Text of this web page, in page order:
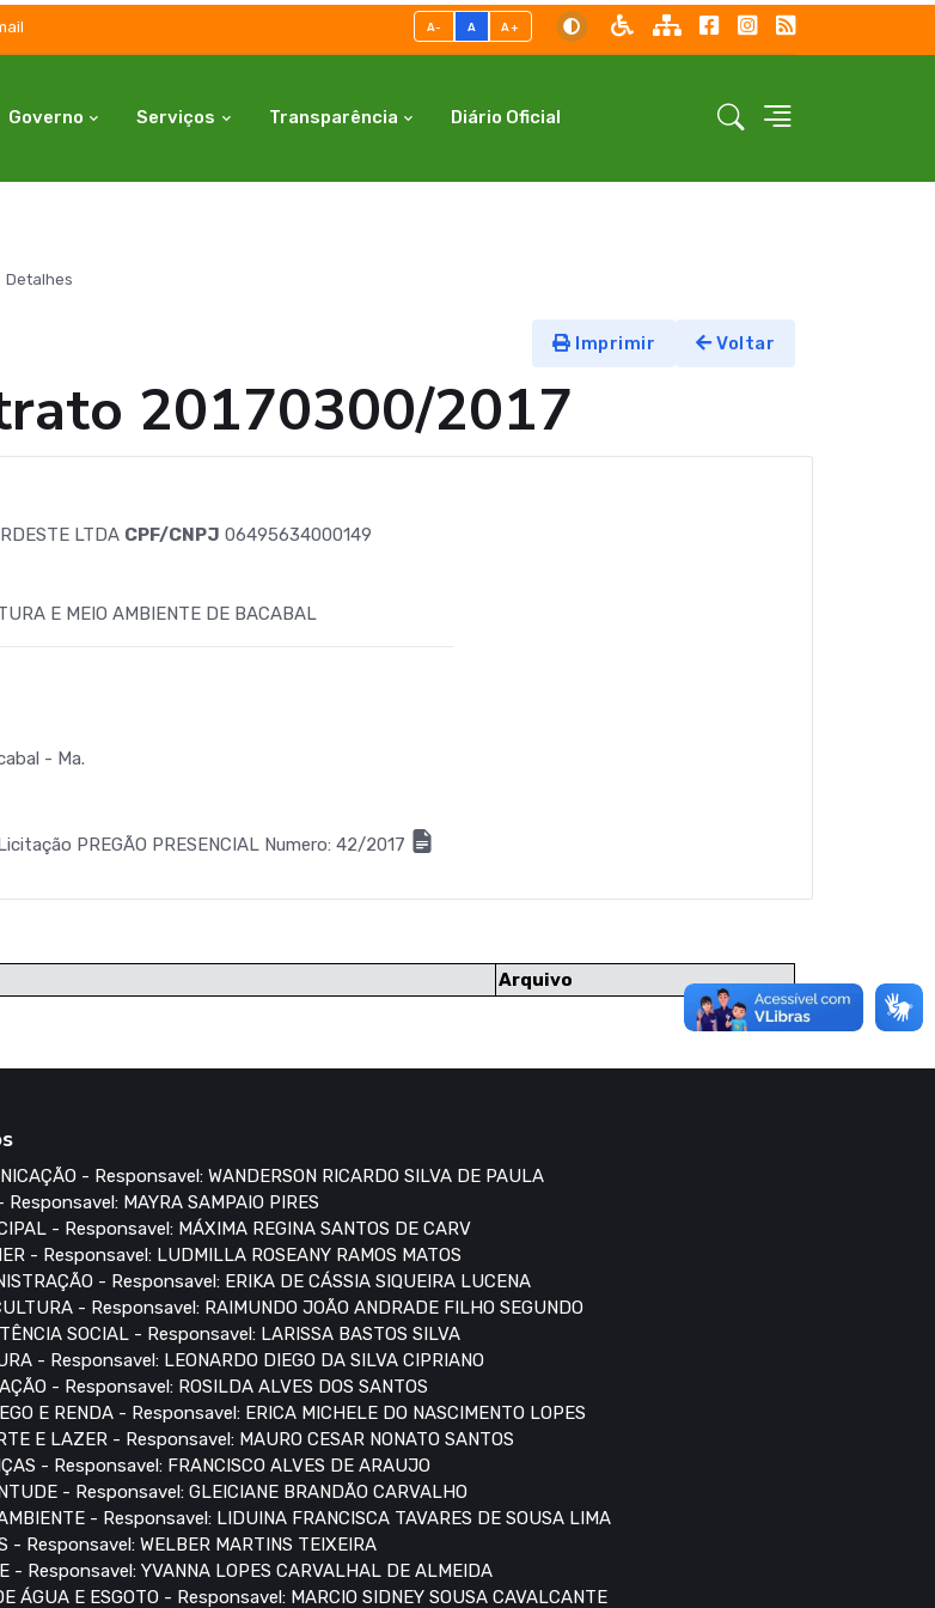
A- A A+
Governo Serviços Transparência Diário Oficial
Detalhes
Voltar
Imprimir
20170300/2017
LTDA CPF/CNPJ 06495634000149
E MEIO AMBIENTE DE BACABAL
- Ma.
PREGÃO PRESENCIAL Numero: 42/2017
Arquivo
- Responsavel: WANDERSON RICARDO SILVA DE PAULA
MAYRA SAMPAIO PIRES
- Responsavel: MÁXIMA REGINA SANTOS DE CARV
- Responsavel: LUDMILLA ROSEANY RAMOS MATOS
- Responsavel: ERIKA DE CÁSSIA SIQUEIRA LUCENA
- Responsavel: RAIMUNDO JOÃO ANDRADE FILHO SEGUNDO
SOCIAL - Responsavel: LARISSA BASTOS SILVA
- Responsavel: LEONARDO DIEGO DA SILVA CIPRIANO
- Responsavel: ROSILDA ALVES DOS SANTOS
E RENDA - Responsavel: ERICA MICHELE DO NASCIMENTO LOPES
E LAZER - Responsavel: MAURO CESAR NONATO SANTOS
- Responsavel: FRANCISCO ALVES DE ARAUJO
- Responsavel: GLEICIANE BRANDÃO CARVALHO
- Responsavel: LIDUINA FRANCISCA TAVARES DE SOUSA LIMA
- Responsavel: WELBER MARTINS TEIXEIRA
- Responsavel: YVANNA LOPES CARVALHAL DE ALMEIDA
ÁGUA E ESGOTO - Responsavel: MARCIO SIDNEY SOUSA CAVALCANTE